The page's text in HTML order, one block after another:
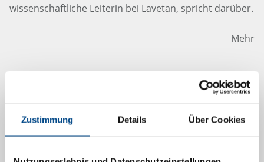
Zustimmung Details Über Cookies
wissenschaftliche Leiterin bei Lavetan, spricht darüber.
Mehr